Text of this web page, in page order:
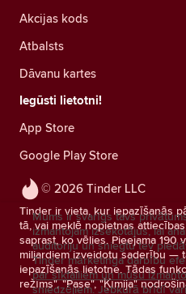
© 2026 Tinder LLC
Tinder ir vieta, kur iepazīšanās
tā, vai meklē nopietnas
saprast, ko vēlies. Pieejama
miljardiem izveidotu saderību —
iepazīšanās lietotne. Tādas
režīms", "Pase", "Ķīmija"
Akcijas kods
Atbalsts
Dāvanu kartes
Iegūsti lietotni!
App Store
Google Play Store
Mums ir svarīgs tavs
izmantojam izsekotājus, lai
auditoriju un sniegtu tev
Tinder mārketinga darbību
par sīkfailiem un mūsu
sniedzējiem. Jebkurā brīdī